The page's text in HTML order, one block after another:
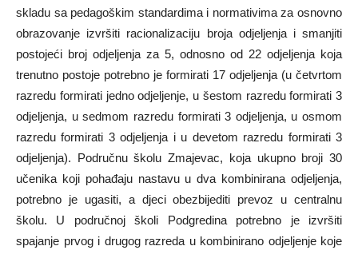
skladu sa pedagoškim standardima i normativima za osnovno
obrazovanje izvršiti racionalizaciju broja odjeljenja i smanjiti
postojeći broj odjeljenja za 5, odnosno od 22 odjeljenja koja
trenutno postoje potrebno je formirati 17 odjeljenja (u četvrtom
razredu formirati jedno odjeljenje, u šestom razredu formirati 3
odjeljenja, u sedmom razredu formirati 3 odjeljenja, u osmom
razredu formirati 3 odjeljenja i u devetom razredu formirati 3
odjeljenja). Područnu školu Zmajevac, koja ukupno broji 30
učenika koji pohađaju nastavu u dva kombinirana odjeljenja,
potrebno je ugasiti, a djeci obezbijediti prevoz u centralnu
školu. U područnoj školi Podgredina potrebno je izvršiti
spajanje prvog i drugog razreda u kombinirano odjeljenje koje